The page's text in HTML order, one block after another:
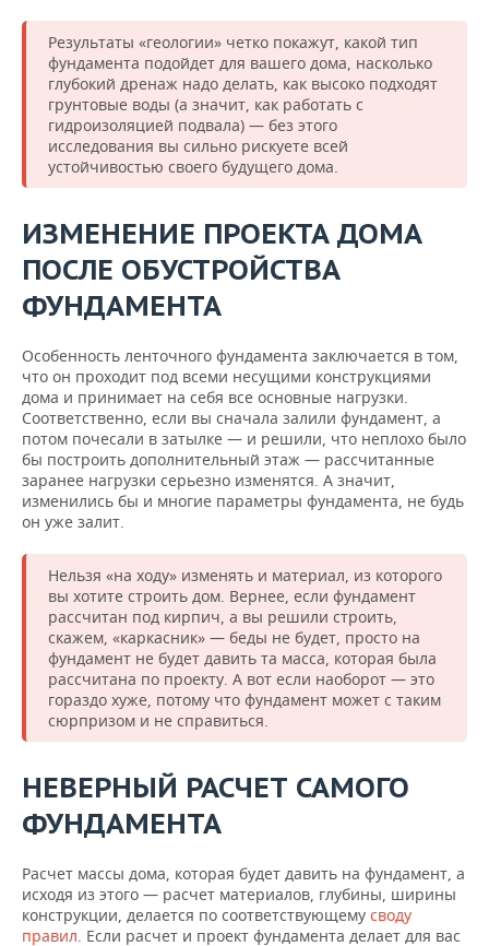
Результаты «геологии» четко покажут, какой тип
фундамента подойдет для вашего дома, насколько
глубокий дренаж надо делать, как высоко подходят
грунтовые воды (а значит, как работать с
гидроизоляцией подвала) — без этого
исследования вы сильно рискуете всей
устойчивостью своего будущего дома.
ИЗМЕНЕНИЕ ПРОЕКТА ДОМА
ПОСЛЕ ОБУСТРОЙСТВА
ФУНДАМЕНТА
Особенность ленточного фундамента заключается в том,
что он проходит под всеми несущими конструкциями
дома и принимает на себя все основные нагрузки.
Соответственно, если вы сначала залили фундамент, а
потом почесали в затылке — и решили, что неплохо было
бы построить дополнительный этаж — рассчитанные
заранее нагрузки серьезно изменятся. А значит,
изменились бы и многие параметры фундамента, не будь
он уже залит.
Нельзя «на ходу» изменять и материал, из которого
вы хотите строить дом. Вернее, если фундамент
рассчитан под кирпич, а вы решили строить,
скажем, «каркасник» — беды не будет, просто на
фундамент не будет давить та масса, которая была
рассчитана по проекту. А вот если наоборот — это
гораздо хуже, потому что фундамент может с таким
сюрпризом и не справиться.
НЕВЕРНЫЙ РАСЧЕТ САМОГО
ФУНДАМЕНТА
Расчет массы дома, которая будет давить на фундамент, а
исходя из этого — расчет материалов, глубины, ширины
конструкции, делается по соответствующему своду
правил. Если расчет и проект фундамента делает для вас